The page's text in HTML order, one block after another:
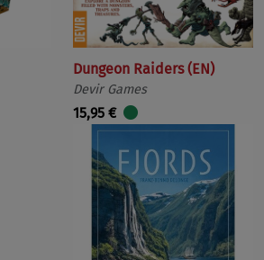
Dungeon Raiders (EN)
Devir Games
15,95 €